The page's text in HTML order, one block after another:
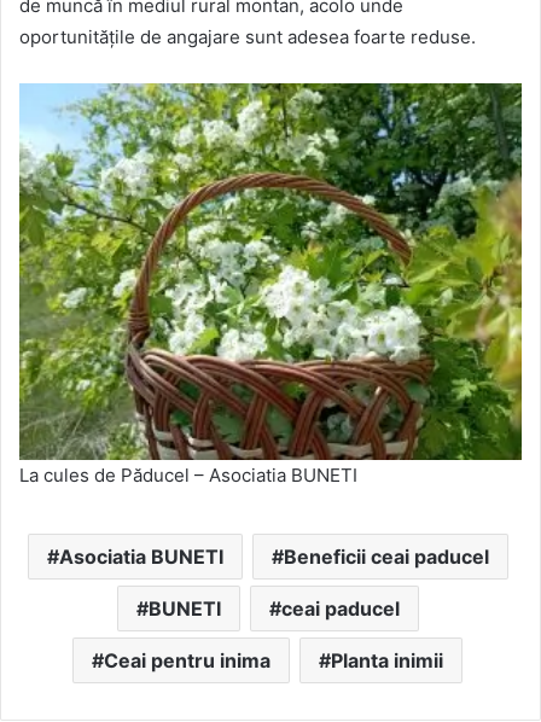
de muncă în mediul rural montan, acolo unde
oportunitățile de angajare sunt adesea foarte reduse.
La cules de Păducel – Asociatia BUNETI
Asociatia BUNETI Beneficii ceai paducel
BUNETI ceai paducel
Ceai pentru inima Planta inimii